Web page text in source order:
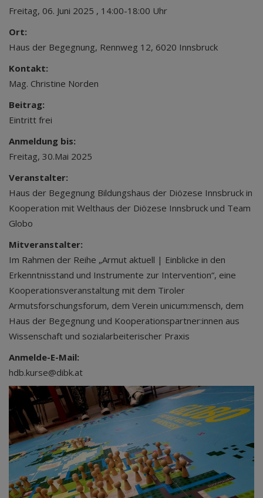
Freitag, 06. Juni 2025 , 14:00-18:00 Uhr
Ort:
Haus der Begegnung, Rennweg 12, 6020 Innsbruck
Kontakt:
Mag. Christine Norden
Beitrag:
Eintritt frei
Anmeldung bis:
Freitag, 30.Mai 2025
Veranstalter:
Haus der Begegnung Bildungshaus der Diözese Innsbruck in
Kooperation mit Welthaus der Diözese Innsbruck und Team
Globo
Mitveranstalter:
Im Rahmen der Reihe „Armut aktuell | Einblicke in den
Erkenntnisstand und Instrumente zur Intervention“, eine
Kooperationsveranstaltung mit dem Tiroler
Armutsforschungsforum, dem Verein unicum:mensch, dem
Haus der Begegnung und Kooperationspartner:innen aus
Wissenschaft und sozialarbeiterischer Praxis
Anmelde-E-Mail:
hdb.kurse@dibk.at